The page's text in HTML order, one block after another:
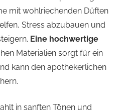
mit wohlriechenden Düften
Stress abzubauen und
Eine hochwertige
Materialien sorgt für ein
kann den apothekerlichen
in sanften Tönen und